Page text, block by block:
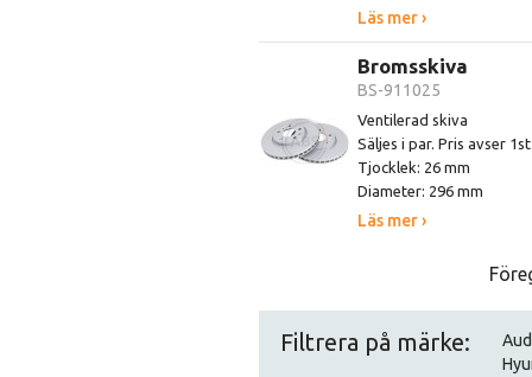
Läs mer ›
Bromsskiva
BS-911025
Ventilerad skiva
Säljes i par. Pris avser
Tjocklek: 26 mm
Diameter: 296 mm
Läs mer ›
Filtrera på märke: